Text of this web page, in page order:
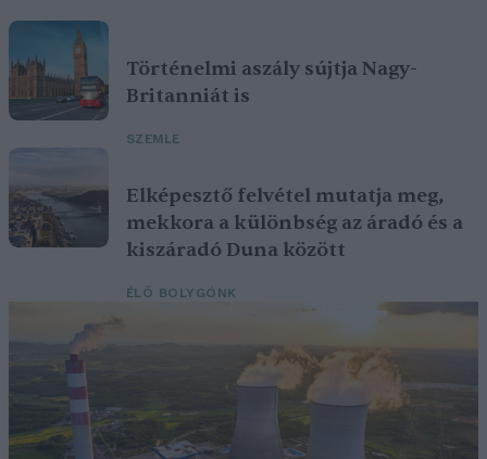
Történelmi aszály sújtja Nagy-
Britanniát is
SZEMLE
Elképesztő felvétel mutatja meg,
mekkora a különbség az áradó és a
kiszáradó Duna között
ÉLŐ BOLYGÓNK